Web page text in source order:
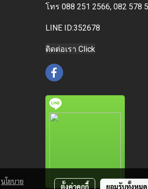
โทร 088 251 2566, 082 578
LINE ID:352678
ติดต่อเรา Click
นโยบาย
ตั้งค่าคุกกี้ ยอมรับทั้งหมด